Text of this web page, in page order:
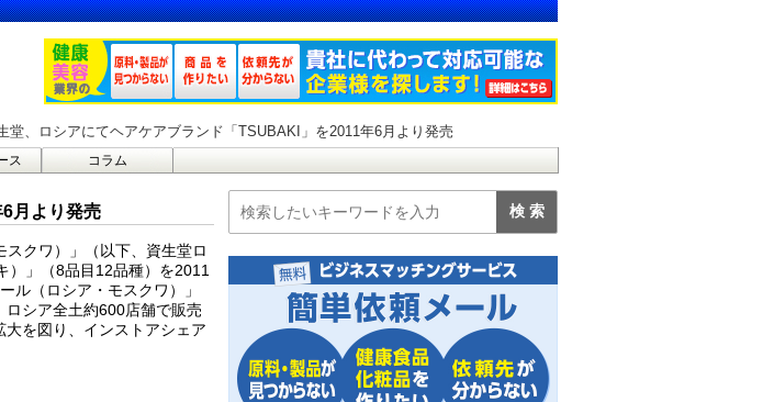
堂、ロシアにてヘアケアブランド「TSUBAKI」を2011年6月より発売
ス コラム
月より発売
クワ）」（以下、資生堂ロ
）」（8品目12品種）を2011
ル（ロシア・モスクワ）」
シア全土約600店舗で販売
を図り、インストアシェア